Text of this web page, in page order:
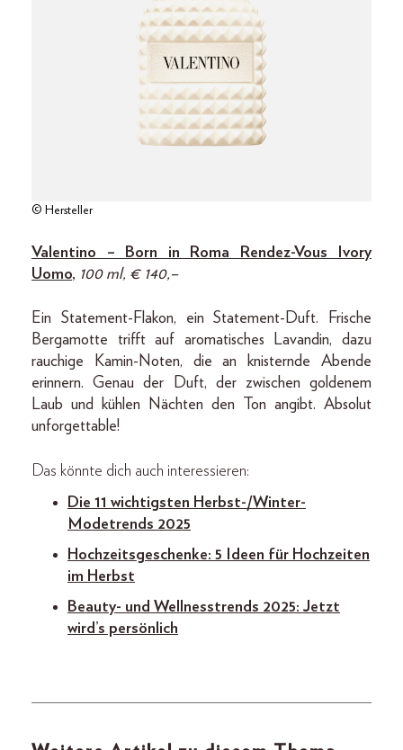
© Hersteller
Valentino – Born in Roma Rendez-Vous Ivory
Uomo, 100 ml, € 140,–
Ein Statement-Flakon, ein Statement-Duft. Frische
Bergamotte trifft auf aromatisches Lavandin, dazu
rauchige Kamin-Noten, die an knisternde Abende
erinnern. Genau der Duft, der zwischen goldenem
Laub und kühlen Nächten den Ton angibt. Absolut
unforgettable!
Das könnte dich auch interessieren:
Die 11 wichtigsten Herbst-/Winter-
Modetrends 2025
Hochzeitsgeschenke: 5 Ideen für Hochzeiten
im Herbst
Beauty- und Wellnesstrends 2025: Jetzt
wird’s persönlich